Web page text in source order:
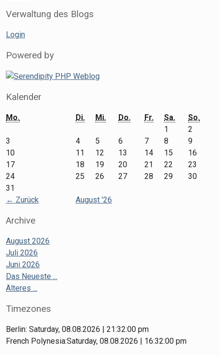
Verwaltung des Blogs
Login
Powered by
Kalender
Mo. Di. Mi. Do. Fr. Sa. So.
← Zurück August '26
1
2
3
4 5 6 7 8
9
10
11 12 13 14 15
16
17
18 19 20 21 22
23
24
25 26 27 28 29
30
31
Archive
August 2026
Juli 2026
Juni 2026
Das Neueste ...
Älteres ...
Timezones
Berlin: Saturday, 08.08.2026 | 21:32:00 pm
French Polynesia:Saturday, 08.08.2026 | 16:32:00 pm